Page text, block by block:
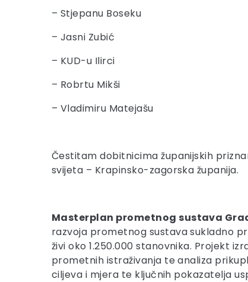
– Stjepanu Boseku
– Jasni Zubić
– KUD-u Ilirci
– Robrtu Mikši
– Vladimiru Matejašu
Čestitam dobitnicima županijskih
svijeta – Krapinsko-zagorska županija.
Masterplan prometnog sustava
razvoja prometnog sustava sukladno
živi oko 1.250.000 stanovnika. Projekt
prometnih istraživanja te analiza
ciljeva i mjera te ključnih pokazatelja